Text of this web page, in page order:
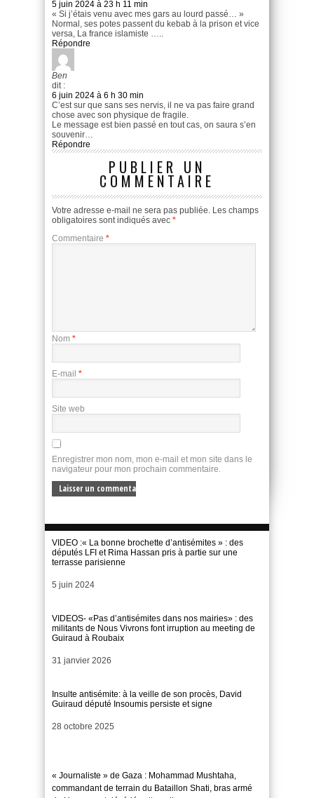
5 juin 2024 à 23 h 11 min
« Si j’étais venu avec mes gars au lourd passé… »
Normal, ses potes passent du kebab à la prison et vice
versa, La france islamiste …..
Répondre
Ben
dit :
6 juin 2024 à 6 h 30 min
C’est sur que sans ses nervis, il ne va pas faire grand
chose avec son physique de fragile.
Le message est bien passé en tout cas, on saura s’en
souvenir…
Répondre
PUBLIER UN
COMMENTAIRE
Votre adresse e-mail ne sera pas publiée. Les champs
obligatoires sont indiqués avec *
Commentaire *
Nom *
E-mail *
Site web
Enregistrer mon nom, mon e-mail et mon site dans le
navigateur pour mon prochain commentaire.
VIDEO :« La bonne brochette d’antisémites » : des
députés LFI et Rima Hassan pris à partie sur une
terrasse parisienne
Date
5 juin 2024
VIDEOS- «Pas d’antisémites dans nos mairies» : des
militants de Nous Vivrons font irruption au meeting de
Guiraud à Roubaix
Date
31 janvier 2026
Insulte antisémite: à la veille de son procès, David
Guiraud député Insoumis persiste et signe
Date
28 octobre 2025
« Journaliste » de Gaza : Mohammad Mushtaha,
commandant de terrain du Bataillon Shati, bras armé